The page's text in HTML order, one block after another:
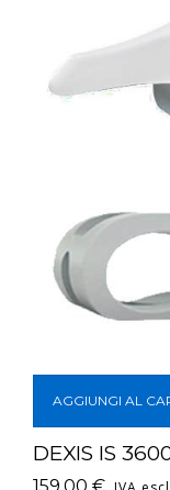
AGGIUNGI AL
DEXIS IS